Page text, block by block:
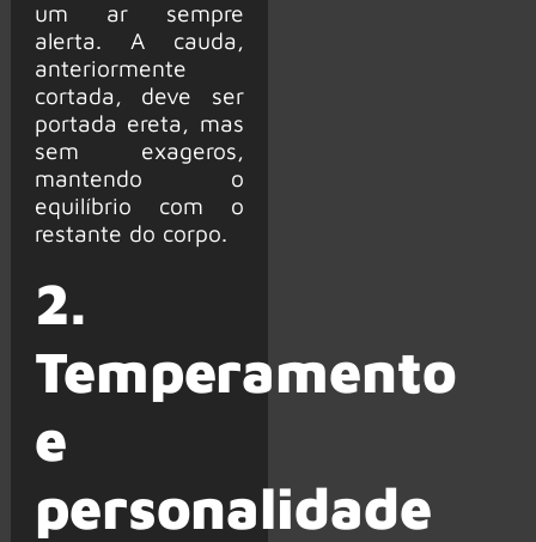
um ar sempre
alerta. A cauda,
anteriormente
cortada, deve ser
portada ereta, mas
sem exageros,
mantendo o
equilíbrio com o
restante do corpo.
2.
Temperamento
e
personalidade